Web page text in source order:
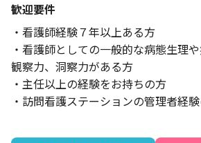
歓迎要件
・看護師経験７年以上ある方
・看護師としての一般的な病態生理
観察力、洞察力がある方
・主任以上の経験をお持ちの方
・訪問看護ステーションの管理者経